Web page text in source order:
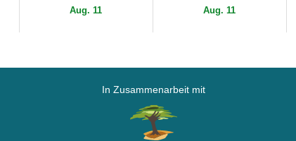
Yankees MLB von New
Aug. 11
Yankees MLB von New
Aug. 11
In Zusammenarbeit mit